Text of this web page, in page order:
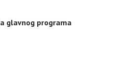
glavnog programa